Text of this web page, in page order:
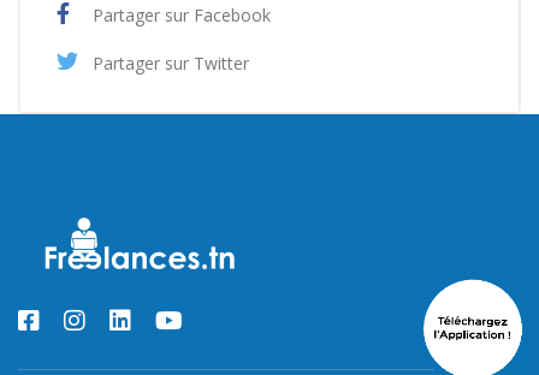
Partager sur Facebook
Partager sur Twitter